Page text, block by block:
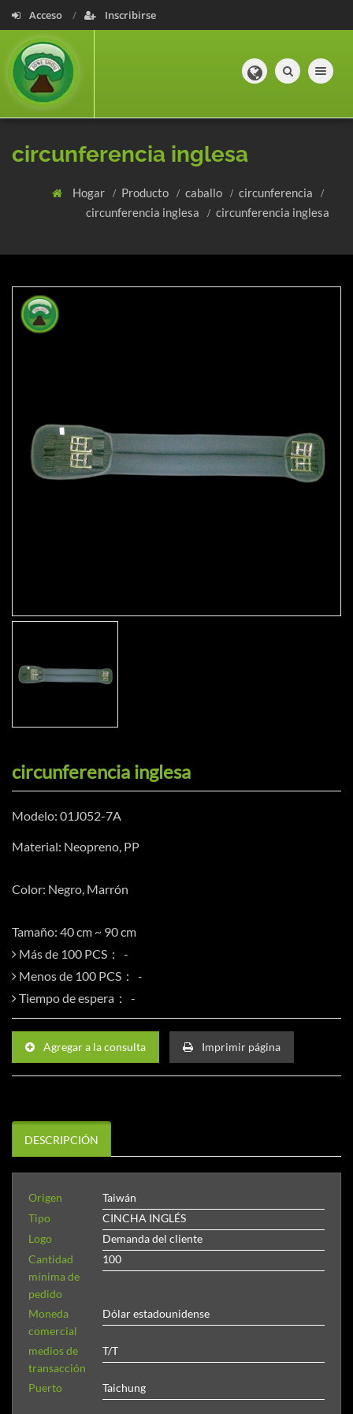
Acceso Inscribirse
Toggle
circunferencia inglesa
Hogar Producto caballo
circunferencia
circunferencia inglesa
circunferencia inglesa
circunferencia inglesa
Modelo: 01J052-7A
Material: Neopreno, PP
Color: Negro, Marrón
Tamaño: 40 cm ~ 90 cm
Más de 100 PCS：
Menos de 100 PCS：
Tiempo de espera：
Agregar a la consulta Imprimir página
DESCRIPCIÓN
Origen
Taiwán
Tipo
CINCHA INGLÉS
Logo
Demanda del cliente
Cantidad
mínima de
pedido
100
Moneda
comercial
Dólar estadounidense
medios de
transacción
T/T
Puerto Taichung